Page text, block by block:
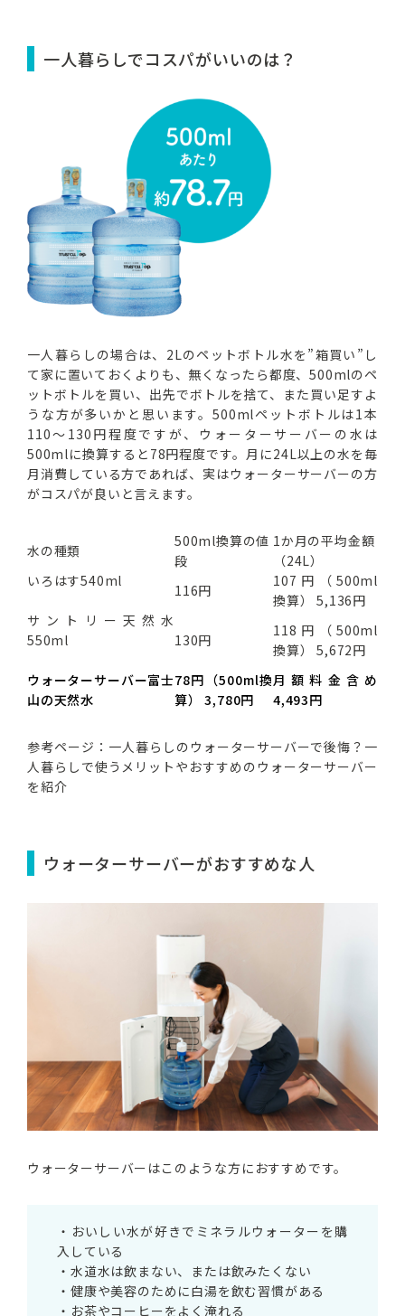
一人暮らしでコスパがいいのは？
一人暮らしの場合は、2Lのペットボトル水を”箱買い”し
て家に置いておくよりも、無くなったら都度、500mlのペ
ットボトルを買い、出先でボトルを捨て、また買い足すよ
うな方が多いかと思います。500mlペットボトルは1本
110～130円程度ですが、ウォーターサーバーの水は
500mlに換算すると78円程度です。月に24L以上の水を毎
月消費している方であれば、実はウォーターサーバーの方
がコスパが良いと言えます。
水の種類
500ml換算の値
段
1か月の平均金額
（24L）
いろはす540ml
116円
107円（500ml
換算） 5,136円
サントリー天然水
550ml
130円
118円（500ml
換算） 5,672円
ウォーターサーバー富士
山の天然水
78円（500ml換
算） 3,780円
月額料金含め
4,493円
参考ページ： 一人暮らしのウォーターサーバーで後悔？一
人暮らしで使うメリットやおすすめのウォーターサーバー
を紹介
ウォーターサーバーがおすすめな人
ウォーターサーバーはこのような方におすすめです。
・おいしい水が好きでミネラルウォーターを購
入している
・水道水は飲まない、または飲みたくない
・健康や美容のために白湯を飲む習慣がある
・お茶やコーヒーをよく淹れる